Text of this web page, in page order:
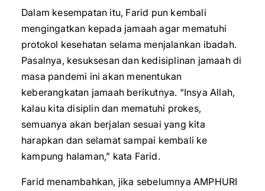
Dalam kesempatan itu, Farid pun kembali
mengingatkan kepada jamaah agar mematuhi
protokol kesehatan selama menjalankan ibadah.
Pasalnya, kesuksesan dan kedisiplinan jamaah di
masa pandemi ini akan menentukan
keberangkatan jamaah berikutnya. “Insya Allah,
kalau kita disiplin dan mematuhi prokes,
semuanya akan berjalan sesuai yang kita
harapkan dan selamat sampai kembali ke
kampung halaman,” kata Farid.
Farid menambahkan, jika sebelumnya AMPHURI